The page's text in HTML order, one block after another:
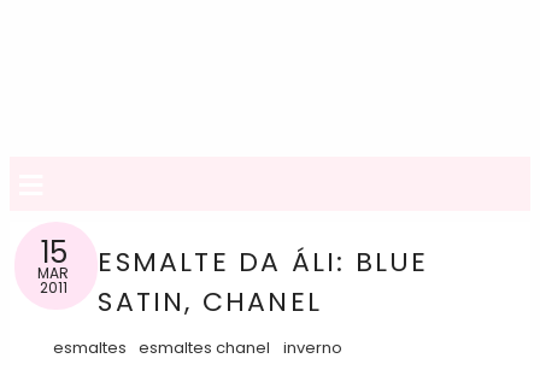
15
MAR
2011
ESMALTE DA ÁLI: BLUE
SATIN, CHANEL
esmaltes esmaltes chanel inverno